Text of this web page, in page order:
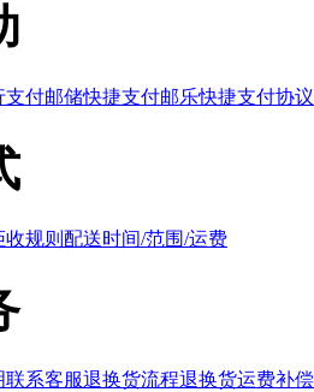
支付邮储快捷支付邮乐快捷支付协议
规则 配送时间/范围/运费
联系客服退换货流程退换货运费补